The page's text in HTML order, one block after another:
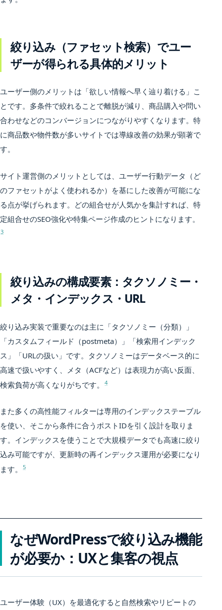
絞り込み（ファセット検索）でユー
ザーが得られる具体的メリット
ユーザー側のメリットは「欲しい情報へ早く辿り着ける」こ
とです。多条件で絞れることで離脱が減り、商品購入や問い
合わせなどのコンバージョンにつながりやすくなります。特
に商品数や物件数が多いサイトでは導線改善の効果が顕著で
す。
サイト運営側のメリットとしては、ユーザー行動データ（ど
のファセットがよく使われるか）を基にした改善が可能にな
る点が挙げられます。どの組合せが人気かを集計すれば、特
定組合せのSEO強化や特集ページ作成のヒントになります。
3
絞り込みの構成要素：タクソノミー・
メタ・インデックス・URL
絞り込み実装で重要なのは主に「タクソノミー（分類）」
「カスタムフィールド（postmeta）」「検索用インデック
ス」「URLの扱い」です。タクソノミーはデータベース的に
高速で扱いやすく、メタ（ACFなど）は表現力が高い反面、
検索負荷が高くなりがちです。
4
また多くの高性能フィルターは専用のインデックステーブル
を使い、そこから条件に合うポストIDを引く設計を取りま
す。インデックスを使うことで大規模データでも高速に絞り
込み可能ですが、更新時の再インデックス運用が必要になり
ます。
5
なぜWordPressで絞り込み機能
が必要か：UXと集客の視点
ユーザー体験（UX）を最適化すると自然検索やリピートの